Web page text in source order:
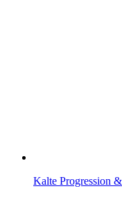
Kalte Progression